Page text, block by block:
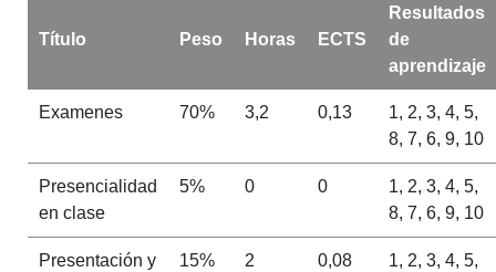
Título Peso Horas ECTS
Resultados
de
aprendizaje
Examenes 70% 3,2 0,13
1, 2, 3, 4, 5,
8, 7, 6, 9, 10
Presencialidad
en clase
5% 0 0
1, 2, 3, 4, 5,
8, 7, 6, 9, 10
Presentación y
15% 2 0,08
1, 2, 3, 4, 5,